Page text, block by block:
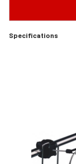
Specifications